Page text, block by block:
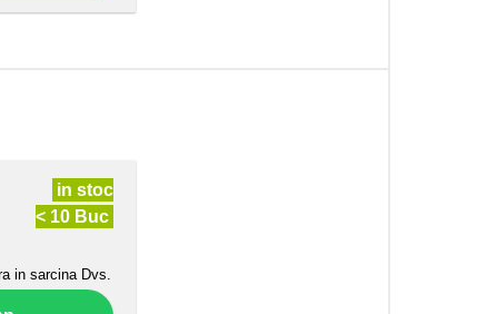
in stoc
< 10 Buc
in sarcina Dvs.